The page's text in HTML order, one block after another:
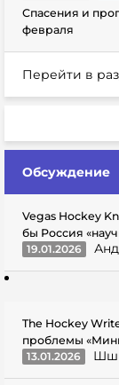
Спасения и
февраля
Перейти в
Обсуждение
Vegas Hockey
бы Россия
19.01.2026
The Hockey
проблемы
13.01.2026